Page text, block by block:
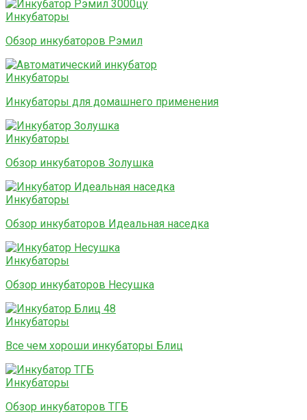
Инкубаторы
Обзор инкубаторов Рэмил
Инкубаторы
Инкубаторы для домашнего применения
Инкубаторы
Обзор инкубаторов Золушка
Инкубаторы
Обзор инкубаторов Идеальная наседка
Инкубаторы
Обзор инкубаторов Несушка
Инкубаторы
Все чем хороши инкубаторы Блиц
Инкубаторы
Обзор инкубаторов ТГБ